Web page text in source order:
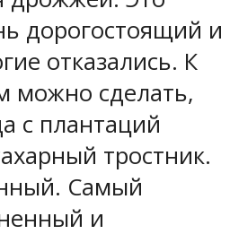
дорогостоящий и
отказались. К
можно сделать,
с плантаций
тростник.
Самый
и